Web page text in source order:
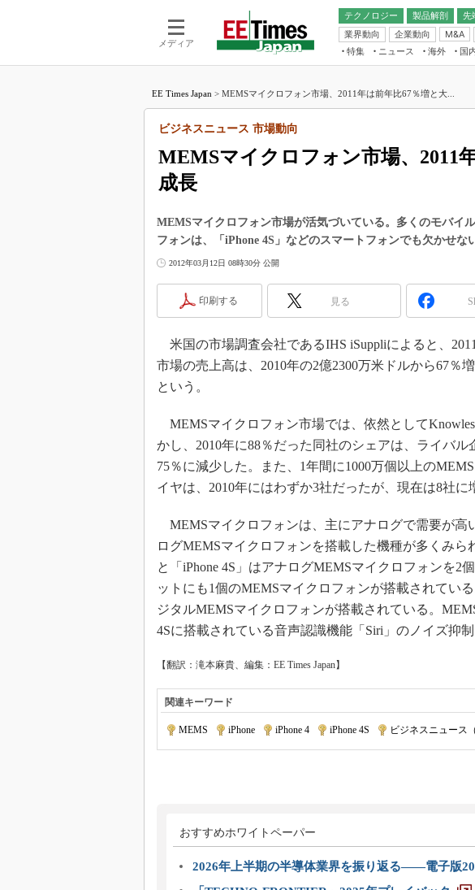
メディア
テクノロジー 製品解剖
先
電池／エネルギー
アナログ
マイコン
業界動向
企業動向 M&A
フ
読
電
特集 ニュース 海外 国
福田昭のデバイス通信
大山聡の業界スコープ
学漂流記
世界を「数字」で回してみよう
Buzzword
この10年で起こったこと、次の10年
で起こること
製品分解で探るアジアの新トレンド
光伝送技術を知る
イノベーションは日本を救うのか
JASA発IoT通信
IHSアナリスト「未来展望」
ための新行動論
電子ブックレット
EE Times Japan > MEMSマイクロフォン市場、2011年は前年比67％増と大...
MEMSマイクロフォン市場、2011
成長
ビジネスニュース 市場動向
MEMSマイクロフォン市場が活気づいている。多くのモバイ
フォンは、「iPhone 4S」などのスマートフォンでも欠かせな
2012年03月12日 08時30分 公開
印刷する 見る
米国の市場調査会社であるIHS iSuppliによると、
市場の売上高は、2010年の2億2300万米ドルから67％
という。
MEMSマイクロフォン市場では、依然として
かし、2010年に88％だった同社のシェアは、ライバ
75％に減少した。また、1年間に1000万個以上の
イヤは、2010年にはわずか3社だったが、現在は8社に
MEMSマイクロフォンは、主にアナログで需要が高
ログMEMSマイクロフォンを搭載した機種が多くみら
と「iPhone 4S」はアナログMEMSマイクロフォンを2
ットにも1個のMEMSマイクロフォンが搭載されてい
ジタルMEMSマイクロフォンが搭載されている。
4Sに搭載されている音声認識機能「Siri」のノイズ抑
【翻訳：滝本麻貴、編集：EE Times Japan】
関連キーワード
MEMS iPhone iPhone 4 iPhone 4S ビジネスニュース（
おすすめホワイトペーパー
2026年上半期の半導体業界を振り返る――電子版